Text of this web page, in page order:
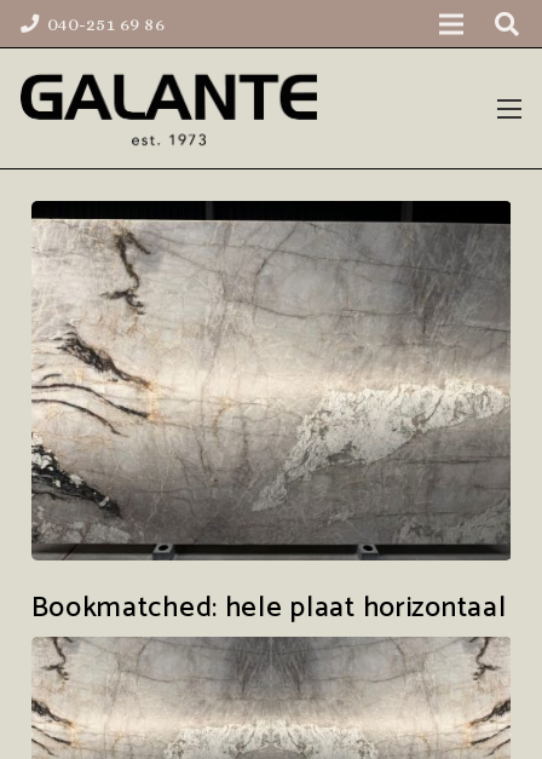
040-251 69 86
Bookmatched: hele plaat horizontaal